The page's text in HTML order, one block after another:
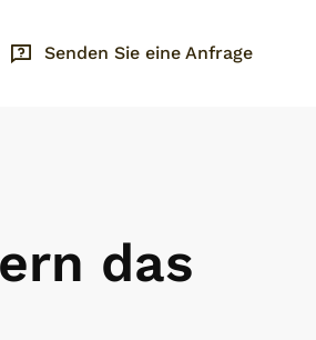
Senden Sie eine Anfrage
das